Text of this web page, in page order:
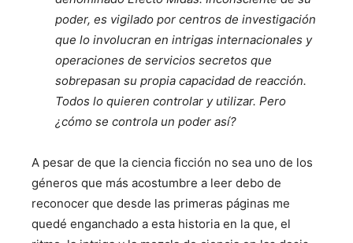
poder, es vigilado por centros de investigación
que lo involucran en intrigas internacionales y
operaciones de servicios secretos que
sobrepasan su propia capacidad de reacción.
Todos lo quieren controlar y utilizar. Pero
¿cómo se controla un poder así?
A pesar de que la ciencia ficción no sea uno de los
géneros que más acostumbre a leer debo de
reconocer que desde las primeras páginas me
quedé enganchado a esta historia en la que, el